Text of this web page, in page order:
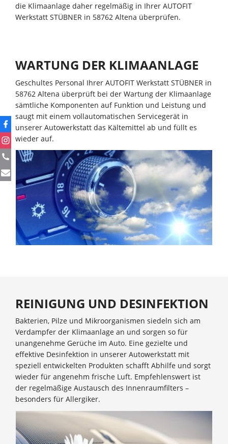
die Klimaanlage daher regelmäßig in Ihrer AUTOFIT
Werkstatt STÜBNER in 58762 Altena überprüfen.
WARTUNG DER KLIMAANLAGE
Geschultes Personal Ihrer AUTOFIT Werkstatt STÜBNER in
58762 Altena überprüft bei der Wartung der Klimaanlage
sämtliche Komponenten auf Funktion und Leistung und
saugt mit einem vollautomatischen Servicegerät in
unserer Autowerkstatt das Kältemittel ab und füllt es
wieder auf.
REINIGUNG UND DESINFEKTION
Bakterien, Pilze und Mikroorganismen siedeln sich am
Verdampfer der Klimaanlage an und sorgen so für
unangenehme Gerüche im Auto. Eine gezielte und
effektive Desinfektion in unserer Autowerkstatt mit
speziell entwickelten Produkten schafft Abhilfe und sorgt
wieder für angenehm frische Luft. Empfehlenswert ist
der regelmäßige Austausch des Innenraumfilters –
besonders für Allergiker.